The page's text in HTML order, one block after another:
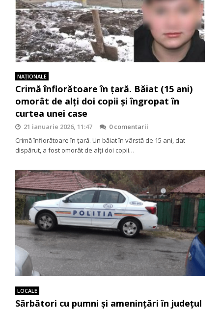
NAŢIONALE
Crimă înfiorătoare în țară. Băiat (15 ani)
omorât de alți doi copii și îngropat în
curtea unei case
21 ianuarie 2026, 11:47
0 comentarii
Crimă înfiorătoare în țară. Un băiat în vârstă de 15 ani, dat
dispărut, a fost omorât de alți doi copii…
LOCALE
Sărbători cu pumni și amenințări în județul